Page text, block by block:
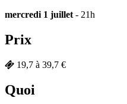
mercredi 1 juillet - 21h
Prix
19,7 à 39,7 €
Quoi